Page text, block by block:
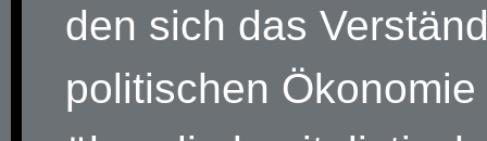
den sich das
politischen Ökonomie